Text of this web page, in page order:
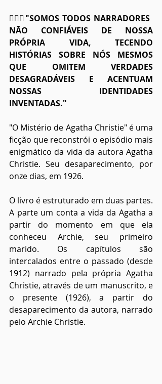
🕵🏻‍♀️"SOMOS TODOS NARRADORES
NÃO CONFIÁVEIS DE NOSSA
PRÓPRIA VIDA, TECENDO
HISTÓRIAS SOBRE NÓS MESMOS
QUE OMITEM VERDADES
DESAGRADÁVEIS E ACENTUAM
NOSSAS IDENTIDADES
INVENTADAS."
"O Mistério de Agatha Christie" é uma
ficção que reconstrói o episódio mais
enigmático da vida da autora Agatha
Christie. Seu desaparecimento, por
onze dias, em 1926.
O livro é estruturado em duas partes.
A parte um conta a vida da Agatha a
partir do momento em que ela
conheceu Archie, seu primeiro
marido. Os capítulos são
intercalados entre o passado (desde
1912) narrado pela própria Agatha
Christie, através de um manuscrito, e
o presente (1926), a partir do
desaparecimento da autora, narrado
pelo Archie Christie.